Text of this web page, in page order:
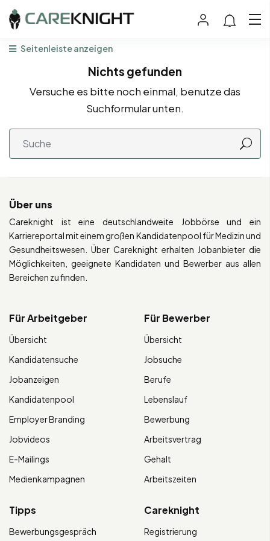
Seitenleiste anzeigen
Nichts gefunden
Versuche es bitte noch einmal, benutze das
Suchformular unten.
Über uns
Careknight ist eine deutschlandweite Jobbörse und ein
Karriereportal mit einem großen Kandidatenpool für Medizin und
Gesundheitswesen. Über Careknight erhalten Jobanbieter die
Möglichkeiten, geeignete Kandidaten und Bewerber aus allen
Bereichen zu finden.
Für Arbeitgeber
Übersicht
Kandidatensuche
Jobanzeigen
Kandidatenpool
Employer Branding
Jobvideos
E-Mailings
Medienkampagnen
Für Bewerber
Übersicht
Jobsuche
Berufe
Lebenslauf
Bewerbung
Arbeitsvertrag
Gehalt
Arbeitszeiten
Tipps
Bewerbungsgespräch
Careknight
Registrierung